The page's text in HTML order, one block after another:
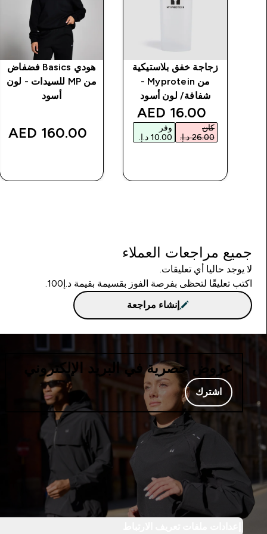
زجاجة خفق بلاستيكية
من Myprotein -
شفافة/ لون أسود
discounted price
16.00 AED‎
كان
وفر
هودي Basics فضفاض
من MP للسيدات - لون
أسود
160.00 AED‎
جميع مراجعات العملاء
لا يوجد حاليا أي تعليقات.
اكتب تعليقًا لتحظى بفرصة الفوز بقسيمة بقيمة د.إ100.
إنشاء مراجعة
عروض حصرية في البريد الإلكتروني
اشترك